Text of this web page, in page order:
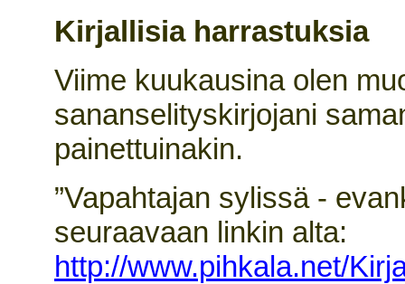
Kirjallisia harrastuksia
Viime kuukausina olen
sananselityskirjojani
painettuinakin.
”Vapahtajan sylissä -
seuraavaan linkin alta:
http://www.pihkala.net/